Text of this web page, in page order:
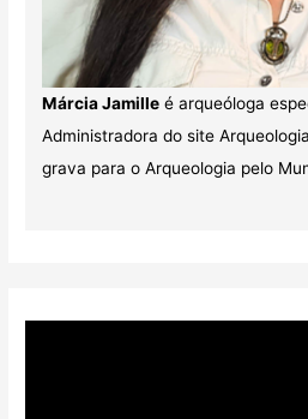
Márcia Jamilleé arqueóloga
Administradora do site
grava para o Arqueologia pelo